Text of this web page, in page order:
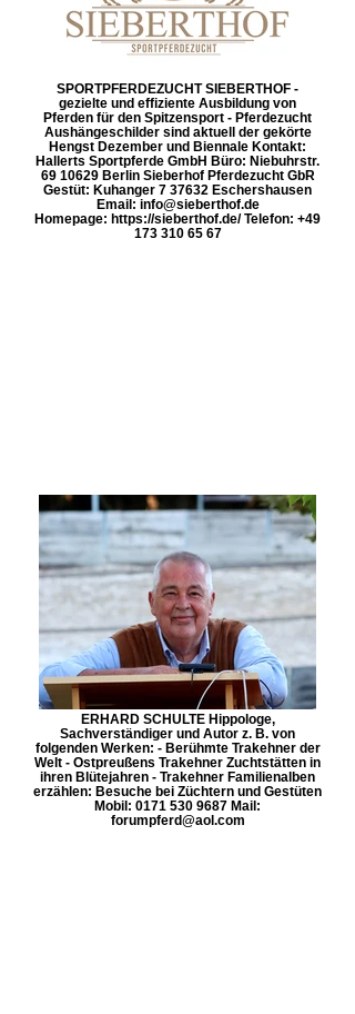
SPORTPFERDEZUCHT SIEBERTHOF -
gezielte und effiziente Ausbildung von
Pferden für den Spitzensport - Pferdezucht
Aushängeschilder sind aktuell der gekörte
Hengst Dezember und Biennale Kontakt:
Hallerts Sportpferde GmbH Büro: Niebuhrstr.
69 10629 Berlin Sieberhof Pferdezucht GbR
Gestüt: Kuhanger 7 37632 Eschershausen
Email: info@sieberthof.de
Homepage: https://sieberthof.de/ Telefon: +49
173 310 65 67
ERHARD SCHULTE Hippologe,
Sachverständiger und Autor z. B. von
folgenden Werken: - Berühmte Trakehner der
Welt - Ostpreußens Trakehner Zuchtstätten in
ihren Blütejahren - Trakehner Familienalben
erzählen: Besuche bei Züchtern und Gestüten
Mobil: 0171 530 9687 Mail:
forumpferd@aol.com